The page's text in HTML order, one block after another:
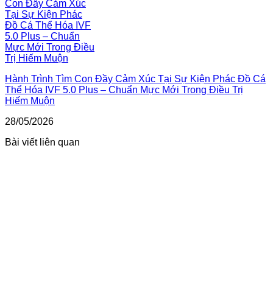
Hành Trình Tìm Con Đầy Cảm Xúc Tại Sự Kiện Phác Đồ Cá
Thể Hóa IVF 5.0 Plus – Chuẩn Mực Mới Trong Điều Trị
Hiếm Muộn
28/05/2026
Bài viết liên quan